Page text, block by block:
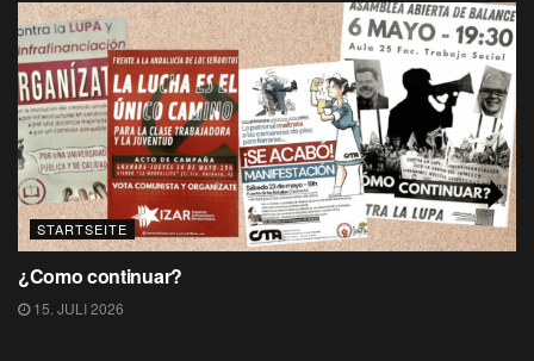
STARTSEITE
¿Como continuar?
15. JULI 2026